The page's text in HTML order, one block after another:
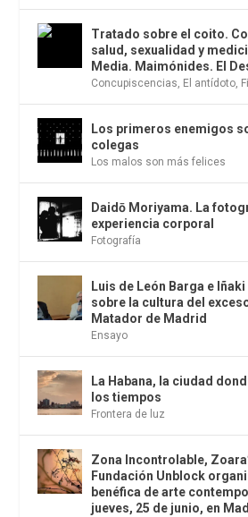
Tratado sobre el coito.
salud, sexualidad y
Media. Maimónides. El
Concupiscencias, El antídoto,
Los primeros enemigos
colegas
Los malos son más felices
Daidō Moriyama. La
experiencia corporal
Fotografía
Luis de León Barga e
sobre la cultura del
Matador de Madrid
Ensayo
La Habana, la ciudad
los tiempos
Frontera de luz
Zona Incontrolable,
Fundación Unblock
benéfica de arte
jueves, 25 de junio, en